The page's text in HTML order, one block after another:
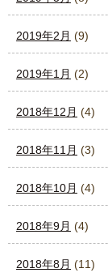
2019年2月 (9)
2019年1月 (2)
2018年12月 (4)
2018年11月 (3)
2018年10月 (4)
2018年9月 (4)
2018年8月 (11)